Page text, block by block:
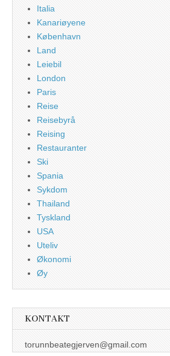
Italia
Kanariøyene
København
Land
Leiebil
London
Paris
Reise
Reisebyrå
Reising
Restauranter
Ski
Spania
Sykdom
Thailand
Tyskland
USA
Uteliv
Økonomi
Øy
KONTAKT
torunnbeategjerven@gmail.com